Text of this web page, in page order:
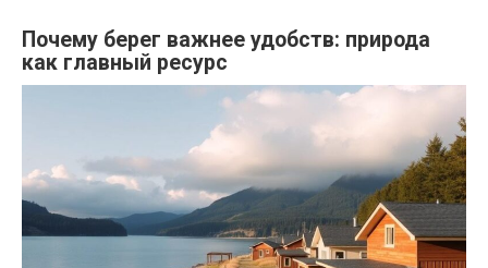
Почему берег важнее удобств: природа
как главный ресурс